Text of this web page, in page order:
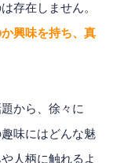
存在しません。
興味を持ち、真
から、徐々に
味にはどんな魅
人柄に触れるよ